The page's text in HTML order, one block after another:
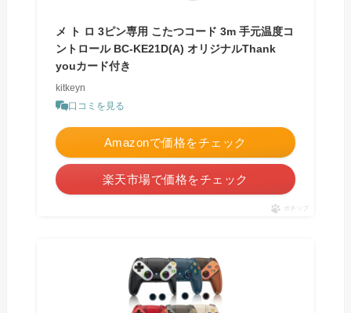
メ ト ロ 3ピン専用 こたつコード 3m 手元温度コ
ントロール BC-KE21D(A) オリジナルThank
youカード付き
kitkeyn
口コミを見る
Amazonで価格をチェック
楽天市場で価格をチェック
ポチップ